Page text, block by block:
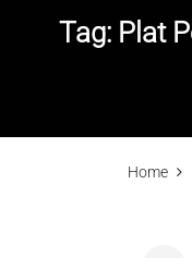
Tag: Plat
Home